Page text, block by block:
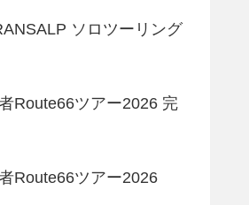
ソロツーリング
Route66ツアー2026 完
Route66ツアー2026